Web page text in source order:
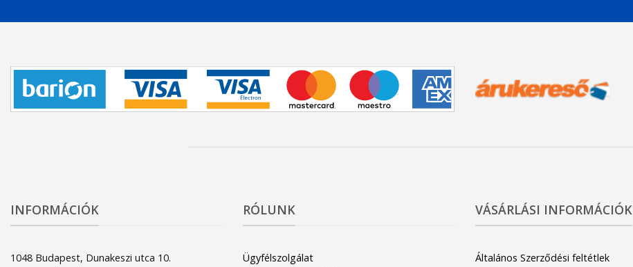
INFORMÁCIÓK
1048 Budapest, Dunakeszi utca 10.
RÓLUNK
Ügyfélszolgálat
VÁSÁRLÁSI INFORMÁCIÓK
Általános Szerződési feltétlek